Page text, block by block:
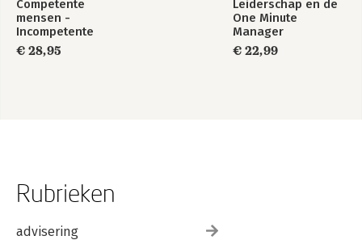
Competente
mensen -
Incompetente
teams
€ 28,95
Leiderschap en de
One Minute
Manager
€ 22,99
Rubrieken
advisering